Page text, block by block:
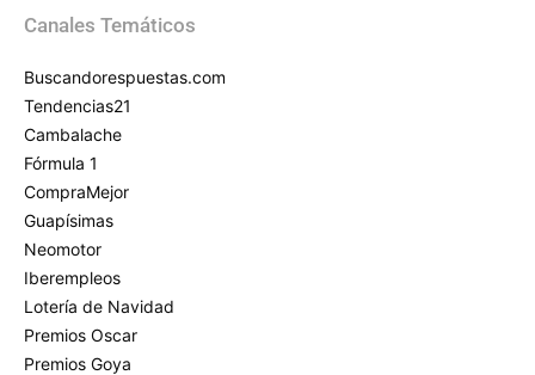
Canales Temáticos
Buscandorespuestas.com
Tendencias21
Cambalache
Fórmula 1
CompraMejor
Guapísimas
Neomotor
Iberempleos
Lotería de Navidad
Premios Oscar
Premios Goya